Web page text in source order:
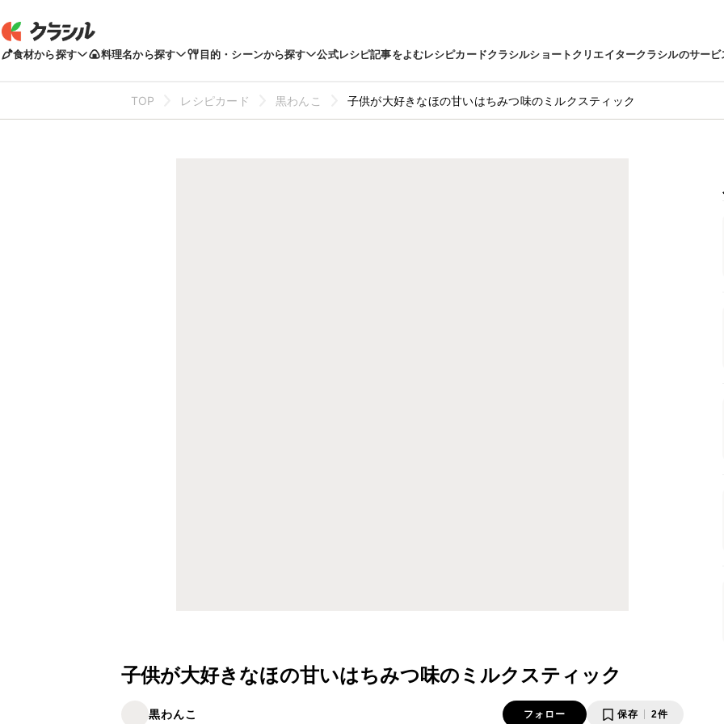
食材から探す 料理名から探す 目的・シーンから探す 公式レシピ記事をよむレシピカードクラシルショートクリエイタークラシルのサービ
TOP レシピカード 黒わんこ 子供が大好きなほの甘いはちみつ味のミルクスティック
子供が大好きなほの甘いはちみつ味のミルクスティック
黒わんこ フォロー 保存 2件